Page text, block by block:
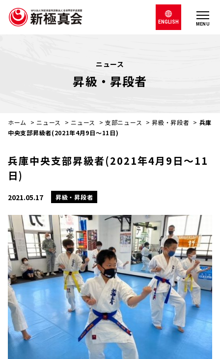
MENU
ENGLISH
ニュース
昇級・昇段者
ホーム > ニュース > ニュース >支部ニュース >昇級・昇段者 > 兵庫
中央支部昇級者(2021年4月9日～11日)
兵庫中央支部昇級者(2021年4月9日～11
日)
2021.05.17 昇級・昇段者